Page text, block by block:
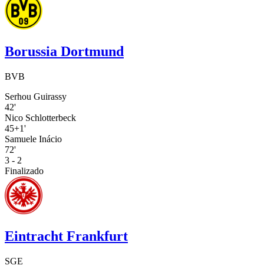
Borussia Dortmund
BVB
Serhou Guirassy
42'
Nico Schlotterbeck
45+1'
Samuele Inácio
72'
3 - 2
Finalizado
Eintracht Frankfurt
SGE